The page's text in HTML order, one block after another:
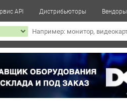
API Дистрибьюторы Вендоры